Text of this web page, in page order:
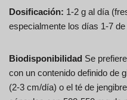
Dosificación: 1-2 g al día
especialmente los días 1-7
Biodisponibilidad Se
con un contenido definido de
(2-3 cm/día) o el té de